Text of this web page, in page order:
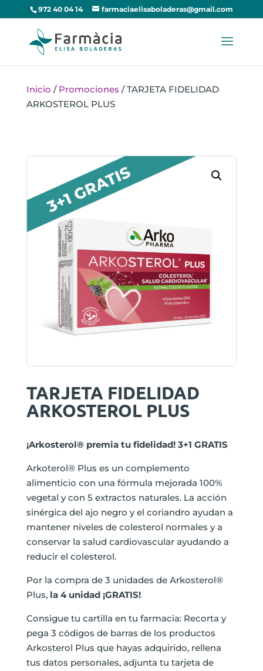
972 40 04 14 farmaciaelisaboladeras@gmail.com
Inicio / Promociones / TARJETA FIDELIDAD
ARKOSTEROL PLUS
TARJETA FIDELIDAD
ARKOSTEROL PLUS
¡Arkosterol® premia tu fidelidad! 3+1 GRATIS
Arkoterol® Plus es un complemento
alimenticio con una fórmula mejorada 100%
vegetal y con 5 extractos naturales. La acción
sinérgica del ajo negro y el coriandro ayudan a
mantener niveles de colesterol normales y a
conservar la salud cardiovascular ayudando a
reducir el colesterol.
Por la compra de 3 unidades de Arkosterol®
Plus, la 4 unidad ¡GRATIS!
Consigue tu cartilla en tu farmacia: Recorta y
pega 3 códigos de barras de los productos
Arkosterol Plus que hayas adquirido, rellena
tus datos personales, adjunta tu tarjeta de